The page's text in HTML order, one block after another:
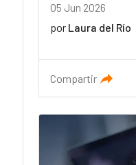
05 Jun 2026
por Laura del Río
Compartir